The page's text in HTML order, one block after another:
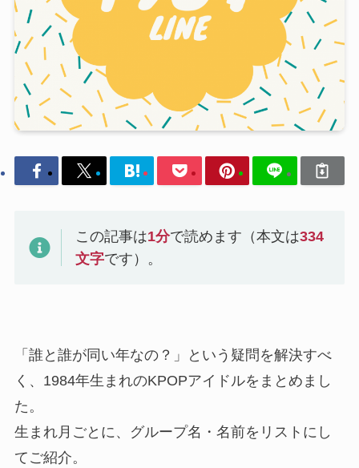
この記事は1分で読めます（本文は334
文字です）。
「誰と誰が同い年なの？」という疑問を解決すべ
く、1984年生まれのKPOPアイドルをまとめまし
た。
生まれ月ごとに、グループ名・名前をリストにし
てご紹介。